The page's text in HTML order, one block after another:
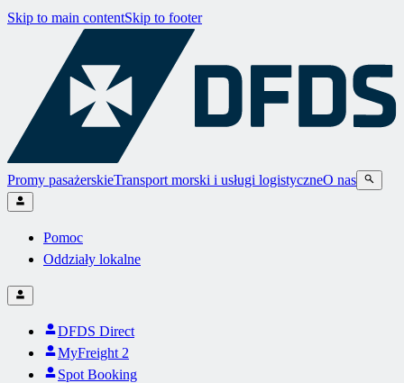
Skip to main contentSkip to footer
Promy pasażerskieTransport morski i usługi logistyczneO nas
Pomoc
Oddziały lokalne
DFDS Direct
MyFreight 2
Spot Booking